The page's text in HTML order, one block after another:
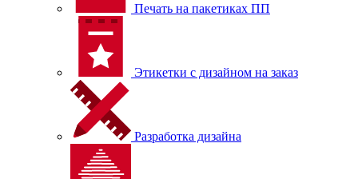
Печать на пакетиках ПП
Этикетки с дизайном на заказ
Разработка дизайна